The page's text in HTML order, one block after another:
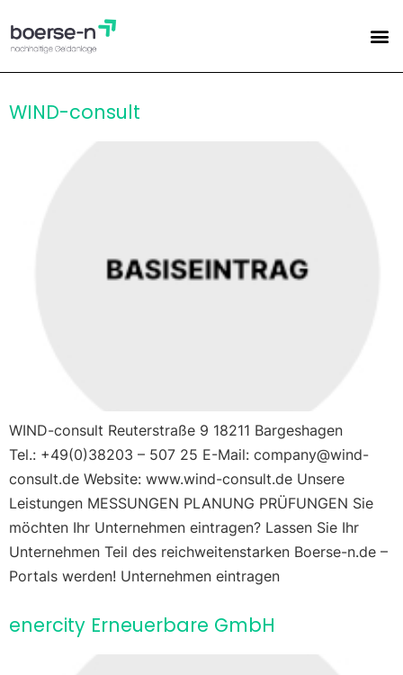
WIND-consult
WIND-consult Reuterstraße 9 18211 Bargeshagen
Tel.: +49(0)38203 – 507 25 E-Mail: company@wind-
consult.de Website: www.wind-consult.de Unsere
Leistungen MESSUNGEN PLANUNG PRÜFUNGEN Sie
möchten Ihr Unternehmen eintragen? Lassen Sie Ihr
Unternehmen Teil des reichweitenstarken Boerse-n.de –
Portals werden! Unternehmen eintragen
enercity Erneuerbare GmbH